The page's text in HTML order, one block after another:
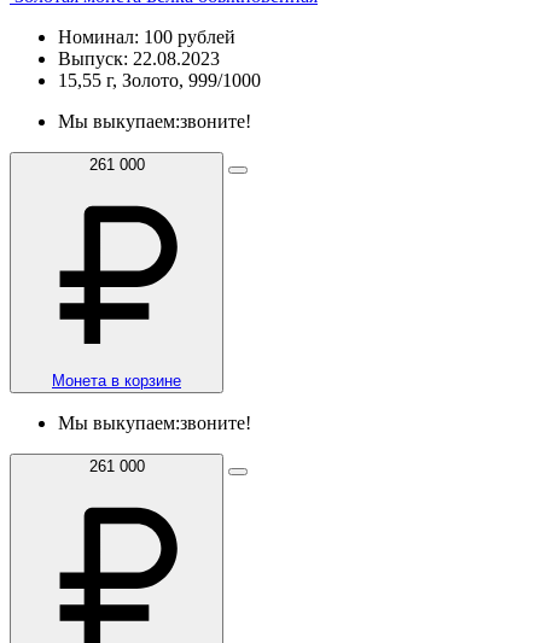
Номинал: 100 рублей
Выпуск: 22.08.2023
15,55 г, Золото, 999/1000
Мы выкупаем:звоните!
261 000
Монета в корзине
Мы выкупаем:звоните!
261 000